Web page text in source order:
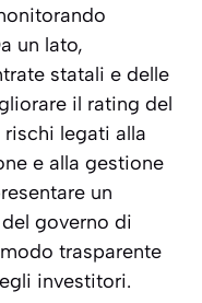
un lato,
statali e delle
il rating del
rischi legati alla
e alla gestione
un
governo di
trasparente
investitori.